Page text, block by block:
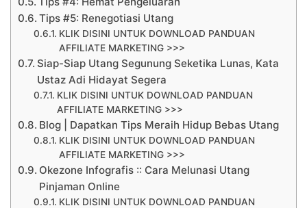
Tips #5: Renegotiasi Utang
KLIK DISINI UNTUK DOWNLOAD PANDUAN
AFFILIATE MARKETING >>>
Siap-Siap Utang Segunung Seketika Lunas, Kata
Ustaz Adi Hidayat Segera
KLIK DISINI UNTUK DOWNLOAD PANDUAN
AFFILIATE MARKETING >>>
Blog | Dapatkan Tips Meraih Hidup Bebas Utang
KLIK DISINI UNTUK DOWNLOAD PANDUAN
AFFILIATE MARKETING >>>
Okezone Infografis :: Cara Melunasi Utang
Pinjaman Online
KLIK DISINI UNTUK DOWNLOAD PANDUAN